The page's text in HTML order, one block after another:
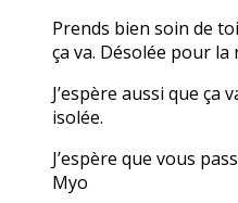
Prends bien soin de
ça va. Désolée pour
J’espère aussi que ça
isolée.
J’espère que vous
Myo